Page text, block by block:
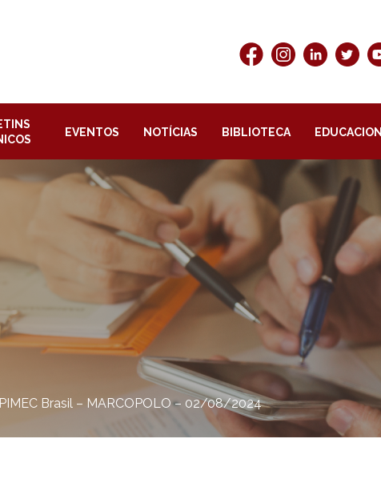
EVENTOS NOTÍCIAS BIBLIOTECA
Brasil – MARCOPOLO – 02/08/2024